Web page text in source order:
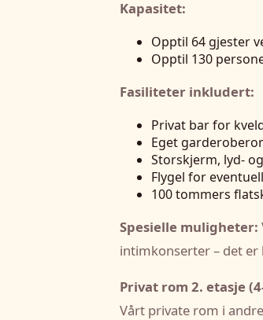
Kapasitet:
Opptil 64 gjester
Opptil 130
Fasiliteter inkludert:
Privat bar for
Eget
Storskjerm, lyd-
Flygel for
100 tommers
Spesielle muligheter:
intimkonserter – det
Privat rom 2. etasje
Vårt private rom i